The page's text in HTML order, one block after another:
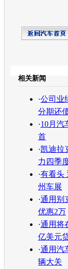
相关新闻
·公司业
分期还
·10月汽
首
·凯迪拉
力四季
·有看头
州车展
·通用别
优惠2万
·通用将
亿美元
·通用汽
辆大关